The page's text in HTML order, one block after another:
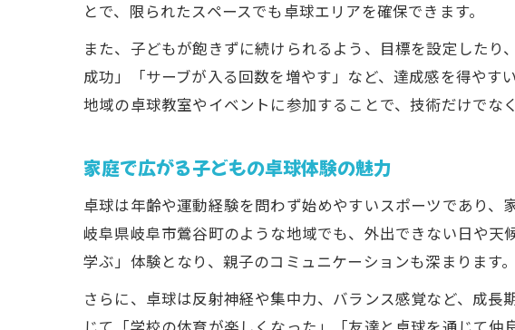
とで、限られたスペースでも卓球エリアを確保できます。
また、子どもが飽きずに続けられるよう、目標を設定した
成功」「サーブが入る回数を増やす」など、達成感を得や
地域の卓球教室やイベントに参加することで、技術だけでな
家庭で広がる子どもの卓球体験の魅力
卓球は年齢や運動経験を問わず始めやすいスポーツであり、
岐阜県岐阜市鶯谷町のような地域でも、外出できない日や
学ぶ」体験となり、親子のコミュニケーションも深まります。
さらに、卓球は反射神経や集中力、バランス感覚など、成